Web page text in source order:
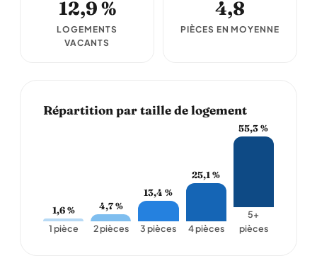
12,9 %
LOGEMENTS
VACANTS
4,8
PIÈCES EN MOYENNE
Répartition par taille de logement
1,6 %
1 pièce
4,7 %
2 pièces
13,4 %
3 pièces
25,1 %
4 pièces
55,3 %
5+
pièces